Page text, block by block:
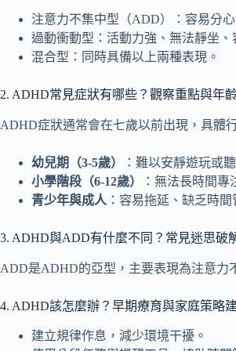
注意力不集中型（ADD）：容易分
過動衝動型：活動力強、無法靜坐、
混合型：同時具備以上兩種表現。
2. ADHD常見症狀有哪些？觀察重點與年
ADHD症狀通常會在七歲以前出現，具體
幼兒期（3-5歲）
：難以安靜遊玩或
小學階段（6-12歲）
：無法長時間專
青少年與成人 ：容易拖延、缺乏時
3. ADHD與ADD有什麼不同？常見迷思破
ADD是ADHD的亞型，主要表現為注意力
4. ADHD該怎麼辦？早期療育與家庭策略
建立規律作息，減少環境干擾。